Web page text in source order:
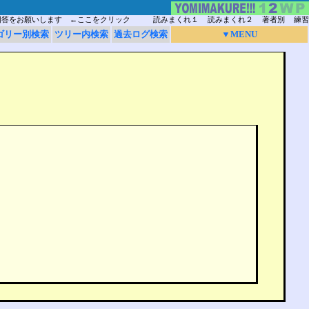
答をお願いします ←ここをクリック
読みまくれ１ 読みまくれ２ 著者別 練習
リー別検索 ツリー内検索 過去ログ検索 ▼MENU